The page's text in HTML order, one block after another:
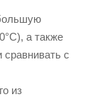
а также
с
из